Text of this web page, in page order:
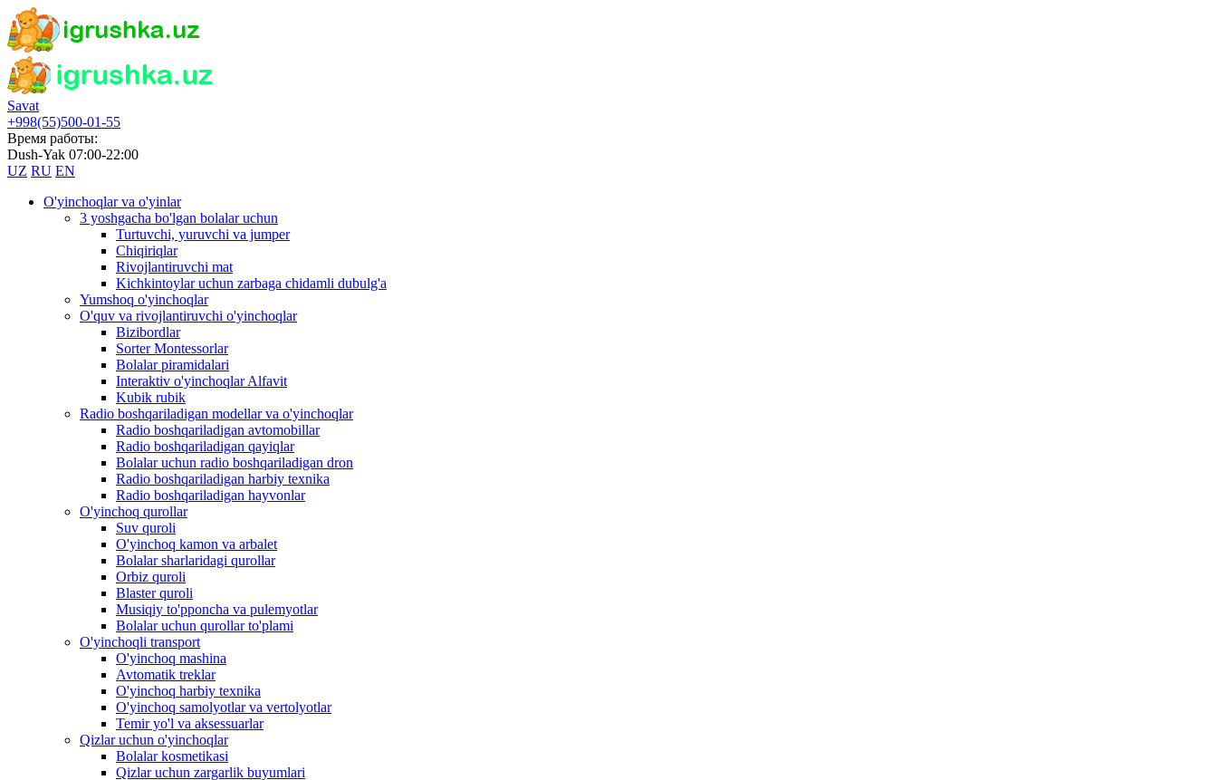
Savat
+998(55)500-01-55
Время работы:
Dush-Yak 07:00-22:00
UZ RU EN
O'yinchoqlar va o'yinlar
3 yoshgacha bo'lgan bolalar uchun
Turtuvchi, yuruvchi va jumper
Chiqiriqlar
Rivojlantiruvchi mat
Kichkintoylar uchun zarbaga chidamli dubulg'a
Yumshoq o'yinchoqlar
O'quv va rivojlantiruvchi o'yinchoqlar
Bizibordlar
Sorter Montessorlar
Bolalar piramidalari
Interaktiv o'yinchoqlar Alfavit
Kubik rubik
Radio boshqariladigan modellar va o'yinchoqlar
Radio boshqariladigan avtomobillar
Radio boshqariladigan qayiqlar
Bolalar uchun radio boshqariladigan dron
Radio boshqariladigan harbiy texnika
Radio boshqariladigan hayvonlar
O'yinchoq qurollar
Suv quroli
O'yinchoq kamon va arbalet
Bolalar sharlaridagi qurollar
Orbiz quroli
Blaster quroli
Musiqiy to'pponcha va pulemyotlar
Bolalar uchun qurollar to'plami
O'yinchoqli transport
O'yinchoq mashina
Avtomatik treklar
O'yinchoq harbiy texnika
O'yinchoq samolyotlar va vertolyotlar
Temir yo'l va aksessuarlar
Qizlar uchun o'yinchoqlar
Bolalar kosmetikasi
Qizlar uchun zargarlik buyumlari